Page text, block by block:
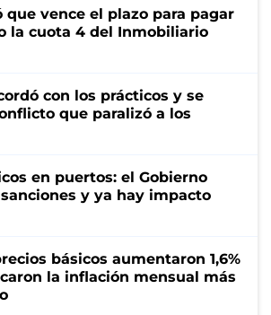
que vence el plazo para pagar
la cuota 4 del Inmobiliario
con los prácticos y se
que paralizó a los
en puertos: el Gobierno
y ya hay impacto
básicos aumentaron 1,6%
la inflación mensual más